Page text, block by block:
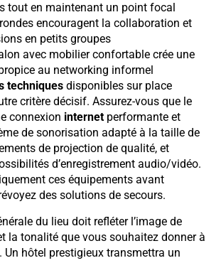
tout en maintenant un point focal
encouragent la collaboration et
en petits groupes
avec mobilier confortable crée une
au networking informel
techniques disponibles sur place
critère décisif. Assurez-vous que le
connexion internet performante et
de sonorisation adapté à la taille de
de projection de qualité, et
d’enregistrement audio/vidéo.
ces équipements avant
des solutions de secours.
du lieu doit refléter l’image de
la tonalité que vous souhaitez donner à
Un hôtel prestigieux transmettra un